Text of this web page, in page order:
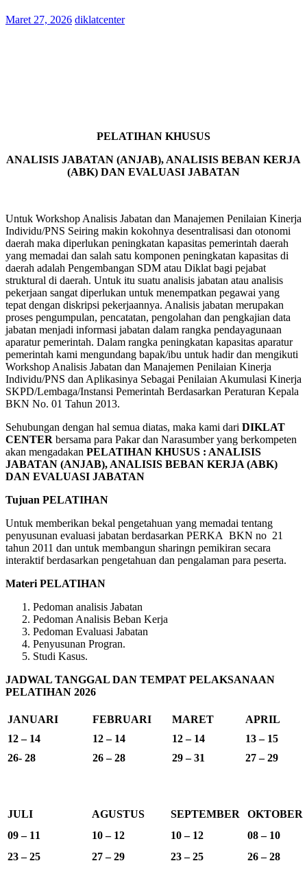
Maret 27, 2026 diklatcenter
PELATIHAN KHUSUS
ANALISIS JABATAN (ANJAB), ANALISIS BEBAN KERJA
(ABK) DAN EVALUASI JABATAN
Untuk Workshop Analisis Jabatan dan Manajemen Penilaian Kinerja
Individu/PNS Seiring makin kokohnya desentralisasi dan otonomi
daerah maka diperlukan peningkatan kapasitas pemerintah daerah
yang memadai dan salah satu komponen peningkatan kapasitas di
daerah adalah Pengembangan SDM atau Diklat bagi pejabat
struktural di daerah. Untuk itu suatu analisis jabatan atau analisis
pekerjaan sangat diperlukan untuk menempatkan pegawai yang
tepat dengan diskripsi pekerjaannya. Analisis jabatan merupakan
proses pengumpulan, pencatatan, pengolahan dan pengkajian data
jabatan menjadi informasi jabatan dalam rangka pendayagunaan
aparatur pemerintah. Dalam rangka peningkatan kapasitas aparatur
pemerintah kami mengundang bapak/ibu untuk hadir dan mengikuti
Workshop Analisis Jabatan dan Manajemen Penilaian Kinerja
Individu/PNS dan Aplikasinya Sebagai Penilaian Akumulasi Kinerja
SKPD/Lembaga/Instansi Pemerintah Berdasarkan Peraturan Kepala
BKN No. 01 Tahun 2013.
Sehubungan dengan hal semua diatas, maka kami dari DIKLAT
CENTER bersama para Pakar dan Narasumber yang berkompeten
akan mengadakan PELATIHAN KHUSUS : ANALISIS
JABATAN (ANJAB), ANALISIS BEBAN KERJA (ABK)
DAN EVALUASI JABATAN
Tujuan PELATIHAN
Untuk memberikan bekal pengetahuan yang memadai tentang
penyusunan evaluasi jabatan berdasarkan PERKA BKN no 21
tahun 2011 dan untuk membangun sharingn pemikiran secara
interaktif berdasarkan pengetahuan dan pengalaman para peserta.
Materi PELATIHAN
Pedoman analisis Jabatan
Pedoman Analisis Beban Kerja
Pedoman Evaluasi Jabatan
Penyusunan Progran.
Studi Kasus.
JADWAL TANGGAL DAN TEMPAT PELAKSANAAN
PELATIHAN 2026
JANUARI FEBRUARI MARET
APRIL
12 – 14
12 – 14 12 – 14
13 – 15
26- 28
26 – 28 29 – 31 27 – 29
JULI AGUSTUS SEPTEMBER
OKTOBER
09 – 11
10 – 12 10 – 12
08 – 10
23 – 25
27 – 29 23 – 25 26 – 28